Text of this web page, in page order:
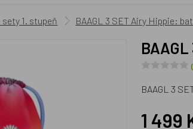
1. stupeň BAAGL 3 SET Airy Hippie:
BAAGL 3
1 499